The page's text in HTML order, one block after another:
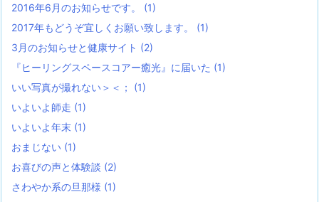
2016年6月のお知らせです。 (1)
2017年もどうぞ宜しくお願い致します。 (1)
3月のお知らせと健康サイト (2)
『ヒーリングスペースコアー癒光』に届いた (1)
いい写真が撮れない＞＜； (1)
いよいよ師走 (1)
いよいよ年末 (1)
おまじない (1)
お喜びの声と体験談 (2)
さわやか系の旦那様 (1)